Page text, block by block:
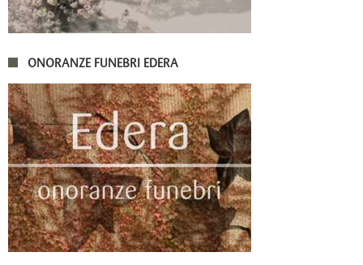
ONORANZE FUNEBRI EDERA